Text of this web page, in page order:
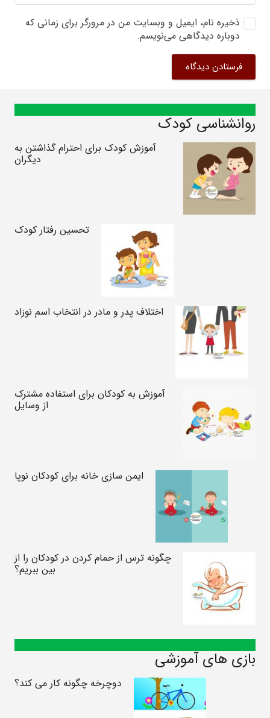
ذخیره نام، ایمیل و وبسایت من در مرورگر برای زمانی که
دوباره دیدگاهی می‌نویسم.
فرستادن دیدگاه
روانشناسی کودک
آموزش کودک برای احترام گذاشتن به
دیگران
تحسین رفتار کودک
اختلاف پدر و مادر در انتخاب اسم نوزاد
آموزش به کودکان برای استفاده مشترک
از وسایل
ایمن سازی خانه برای کودکان نوپا
چگونه ترس از حمام کردن در کودکان را از
بین ببریم؟
بازی های آموزشی
دوچرخه چگونه کار می کند؟